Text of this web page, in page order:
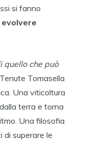
si fanno
quello che può
Tomasella
Una viticoltura
terra e torna
Una filosofia
di superare le